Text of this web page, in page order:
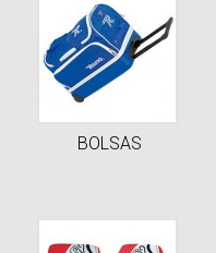
BOLSAS